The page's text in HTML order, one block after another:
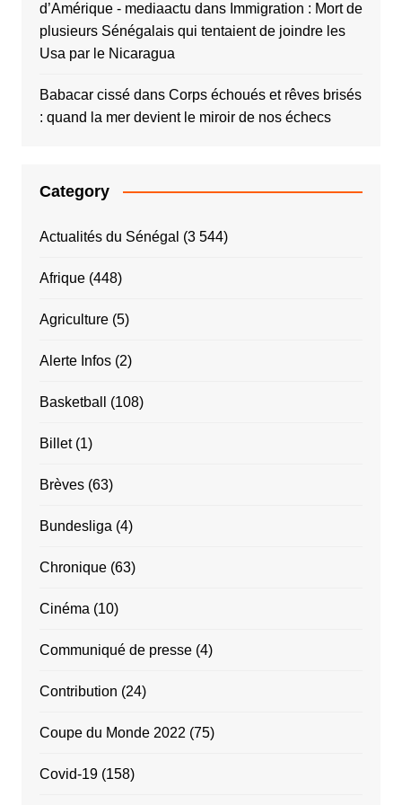
d’Amérique - mediaactu dans Immigration : Mort de
plusieurs Sénégalais qui tentaient de joindre les
Usa par le Nicaragua
Babacar cissédans Corps échoués et rêves brisés
: quand la mer devient le miroir de nos échecs
Category
Actualités du Sénégal (3 544)
Afrique(448)
Agriculture(5)
Alerte Infos(2)
Basketball (108)
Billet(1)
Brèves(63)
Bundesliga (4)
Chronique(63)
Cinéma (10)
Communiqué de presse(4)
Contribution (24)
Coupe du Monde 2022 (75)
Covid-19(158)